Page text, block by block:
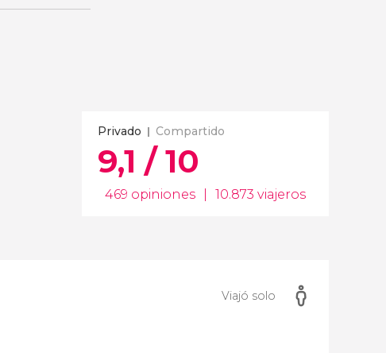
Privado Compartido
9,1 / 10
469 opiniones 10.873 viajeros
Viajó solo